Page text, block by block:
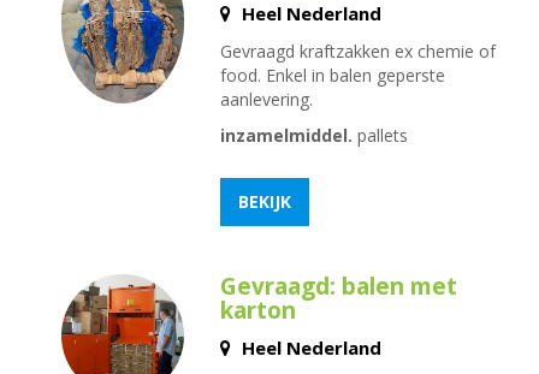
Heel Nederland
Gevraagd kraftzakken ex chemie of
food. Enkel in balen geperste
aanlevering.
inzamelmiddel. pallets
BEKIJK
Gevraagd: balen met
karton
Heel Nederland